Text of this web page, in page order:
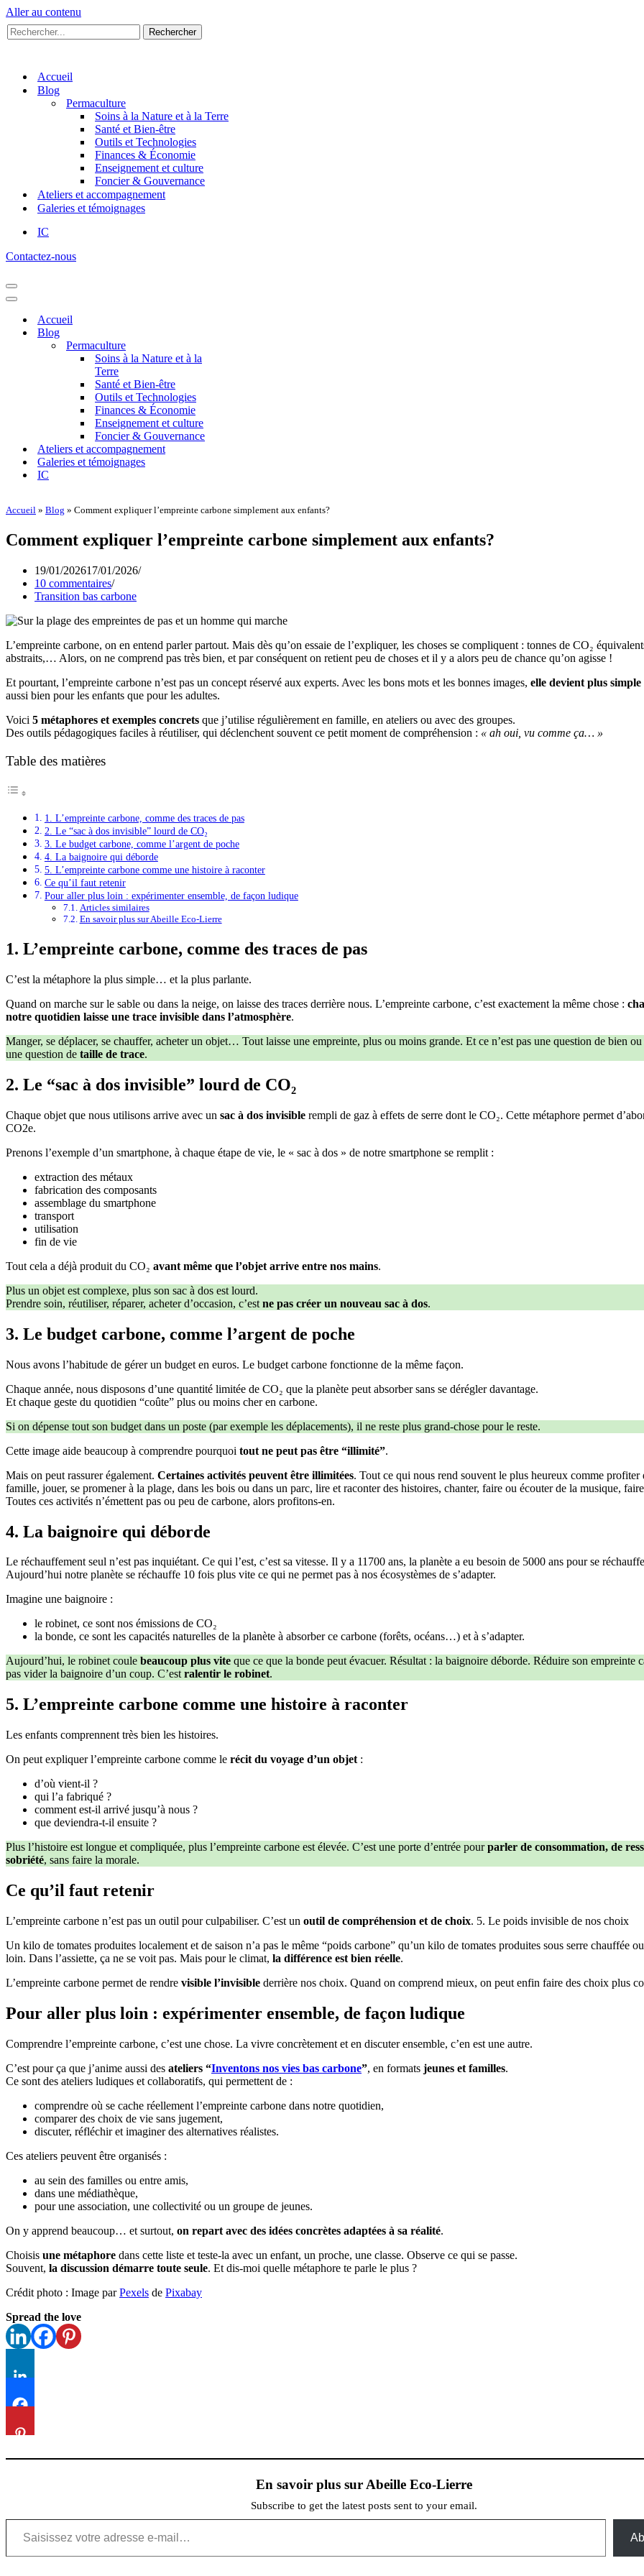
Aller au contenu
Rechercher...
Rechercher
Accueil
Blog
Permaculture
Soins à la Nature et à la Terre
Santé et Bien-être
Outils et Technologies
Finances & Économie
Enseignement et culture
Foncier & Gouvernance
Ateliers et accompagnement
Galeries et témoignages
IC
Contactez-nous
Menu
de
Menu
navigationAccueil
Blog
Permaculture
Soins à la Nature et à la
Terre
Santé et Bien-être
Outils et Technologies
Finances & Économie
Enseignement et culture
Foncier & Gouvernance
Ateliers et accompagnement
Galeries et témoignages
IC
Accueil » Blog » Comment expliquer l’empreinte carbone simplement aux enfants?
Comment expliquer l’empreinte carbone simplement aux enfants?
19/01/202617/01/2026
10 commentaires
Transition bas carbone
L’empreinte carbone, on en entend parler partout. Mais dès qu’on essaie de l’expliquer, les choses se compliquent : tonnes de CO₂
abstraits,… Alors, on ne comprend pas très bien, et par conséquent on retient peu de choses et il y a alors peu de chance qu’on agisse !
Et pourtant, l’empreinte carbone n’est pas un concept réservé aux experts. Avec les bons mots et les bonnes images, elle devient plus
aussi bien pour les enfants que pour les adultes.
Voici 5 métaphores et exemples concrets que j’utilise régulièrement en famille, en ateliers ou avec des groupes.
Des outils pédagogiques faciles à réutiliser, qui déclenchent souvent ce petit moment de compréhension : « ah oui, vu comme ça… »
Table des matières
1. L’empreinte carbone, comme des traces de pas
2. Le “sac à dos invisible” lourd de CO₂
3. Le budget carbone, comme l’argent de poche
4. La baignoire qui déborde
5. L’empreinte carbone comme une histoire à raconter
Ce qu’il faut retenir
Pour aller plus loin : expérimenter ensemble, de façon ludique
Articles similaires
En savoir plus sur Abeille Eco-Lierre
1. L’empreinte carbone, comme des traces de pas
C’est la métaphore la plus simple… et la plus parlante.
Quand on marche sur le sable ou dans la neige, on laisse des traces derrière nous. L’empreinte carbone, c’est exactement la même chose :
notre quotidien laisse une trace invisible dans l’atmosphère.
Manger, se déplacer, se chauffer, acheter un objet… Tout laisse une empreinte, plus ou moins grande. Et ce n’est pas une question de bien ou
une question de taille de trace.
2. Le “sac à dos invisible” lourd de CO₂
Chaque objet que nous utilisons arrive avec un sac à dos invisible rempli de gaz à effets de serre dont le CO₂. Cette métaphore permet
CO2e.
Prenons l’exemple d’un smartphone, à chaque étape de vie, le « sac à dos » de notre smartphone se remplit :
extraction des métaux
fabrication des composants
assemblage du smartphone
transport
utilisation
fin de vie
Tout cela a déjà produit du CO₂ avant même que l’objet arrive entre nos mains.
Plus un objet est complexe, plus son sac à dos est lourd.
Prendre soin, réutiliser, réparer, acheter d’occasion, c’est ne pas créer un nouveau sac à dos.
3. Le budget carbone, comme l’argent de poche
Nous avons l’habitude de gérer un budget en euros. Le budget carbone fonctionne de la même façon.
Chaque année, nous disposons d’une quantité limitée de CO₂ que la planète peut absorber sans se dérégler davantage.
Et chaque geste du quotidien “coûte” plus ou moins cher en carbone.
Si on dépense tout son budget dans un poste (par exemple les déplacements), il ne reste plus grand-chose pour le reste.
Cette image aide beaucoup à comprendre pourquoi tout ne peut pas être “illimité”.
Mais on peut rassurer également. Certaines activités peuvent être illimitées. Tout ce qui nous rend souvent le plus heureux comme profiter
famille, jouer, se promener à la plage, dans les bois ou dans un parc, lire et raconter des histoires, chanter, faire ou écouter de la musique,
Toutes ces activités n’émettent pas ou peu de carbone, alors profitons-en.
4. La baignoire qui déborde
Le réchauffement seul n’est pas inquiétant. Ce qui l’est, c’est sa vitesse. Il y a 11700 ans, la planète a eu besoin de 5000 ans pour se
Aujourd’hui notre planète se réchauffe 10 fois plus vite ce qui ne permet pas à nos écosystèmes de s’adapter.
Imagine une baignoire :
le robinet, ce sont nos émissions de CO₂
la bonde, ce sont les capacités naturelles de la planète à absorber ce carbone (forêts, océans…) et à s’adapter.
Aujourd’hui, le robinet coule beaucoup plus vite que ce que la bonde peut évacuer. Résultat : la baignoire déborde. Réduire son empreinte
pas vider la baignoire d’un coup. C’estralentir le robinet.
5. L’empreinte carbone comme une histoire à raconter
Les enfants comprennent très bien les histoires.
On peut expliquer l’empreinte carbone comme le récit du voyage d’un objet :
d’où vient-il ?
qui l’a fabriqué ?
comment est-il arrivé jusqu’à nous ?
que deviendra-t-il ensuite ?
Plus l’histoire est longue et compliquée, plus l’empreinte carbone est élevée. C’est une porte d’entrée pourparler de consommation, de
sobriété, sans faire la morale.
Ce qu’il faut retenir
L’empreinte carbone n’est pas un outil pour culpabiliser. C’est un outil de compréhension et de choix. 5. Le poids invisible de nos choix
Un kilo de tomates produites localement et de saison n’a pas le même “poids carbone” qu’un kilo de tomates produites sous serre chauffée
loin. Dans l’assiette, ça ne se voit pas. Mais pour le climat, la différence est bien réelle.
L’empreinte carbone permet de rendre visible l’invisible derrière nos choix. Quand on comprend mieux, on peut enfin faire des choix plus
Pour aller plus loin : expérimenter ensemble, de façon ludique
Comprendre l’empreinte carbone, c’est une chose. La vivre concrètement et en discuter ensemble, c’en est une autre.
C’est pour ça que j’anime aussi des ateliers “Inventons nos vies bas carbone”, en formats jeunes et familles.
Ce sont des ateliers ludiques et collaboratifs, qui permettent de :
comprendre où se cache réellement l’empreinte carbone dans notre quotidien,
comparer des choix de vie sans jugement,
discuter, réfléchir et imaginer des alternatives réalistes.
Ces ateliers peuvent être organisés :
au sein des familles ou entre amis,
dans une médiathèque,
pour une association, une collectivité ou un groupe de jeunes.
On y apprend beaucoup… et surtout, on repart avec des idées concrètes adaptées à sa réalité.
Choisis une métaphore dans cette liste et teste-la avec un enfant, un proche, une classe. Observe ce qui se passe.
Souvent, la discussion démarre toute seule. Et dis-moi quelle métaphore te parle le plus ?
Crédit photo : Image parPexels de Pixabay
Spread the love
En savoir plus sur Abeille Eco-Lierre
Subscribe to get the latest posts sent to your email.
Saisissez votre adresse e-mail…